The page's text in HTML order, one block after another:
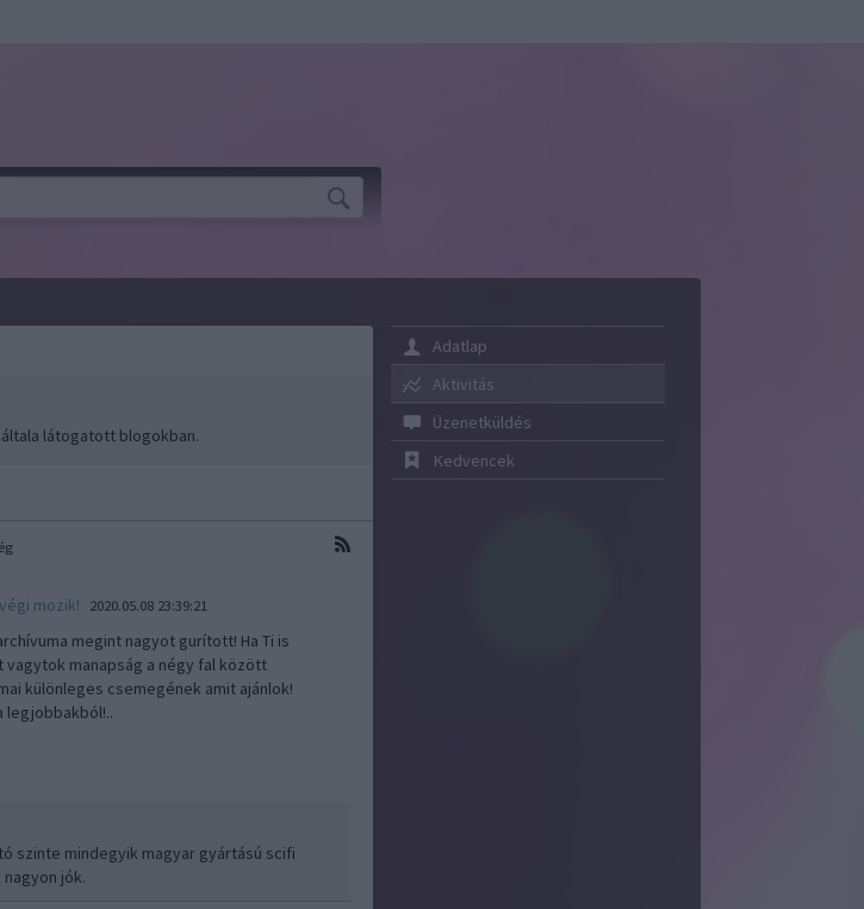
látogatott blogokban.
mozik! 2020.05.08 23:39:21
megint nagyot gurított! Ha Ti is
vagytok manapság a négy fal között
különleges csemegének amit ajánlok!
legjobbakból!..
szinte mindegyik magyar gyártású scifi
jók.
Adatlap
Aktivitás
Üzenetküldés
Kedvencek